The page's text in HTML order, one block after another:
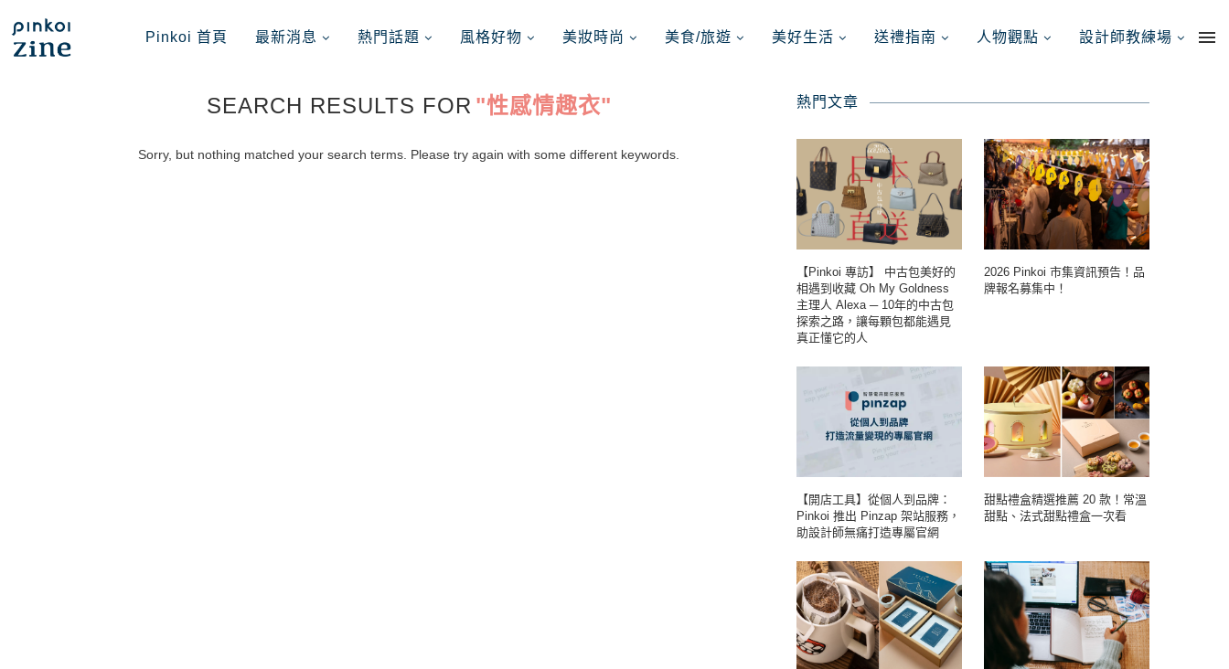
Pinkoi 首頁 最新消息 熱門話題 風格好物 美妝時尚 美食/旅遊 美好生活 送禮指南 人物觀點 設計師教練場
SEARCH RESULTS FOR "性感情趣衣"
Sorry, but nothing matched your search terms. Please try again with some different keywords.
熱門文章
【Pinkoi 專訪】 中古包美好的
相遇到收藏 Oh My Goldness
主理人 Alexa ─ 10年的中古包
探索之路，讓每顆包都能遇見
真正懂它的人
2026 Pinkoi 市集資訊預告！品
牌報名募集中！
【開店工具】從個人到品牌：
Pinkoi 推出 Pinzap 架站服務，
助設計師無痛打造專屬官網
甜點禮盒精選推薦 20 款！常溫
甜點、法式甜點禮盒一次看